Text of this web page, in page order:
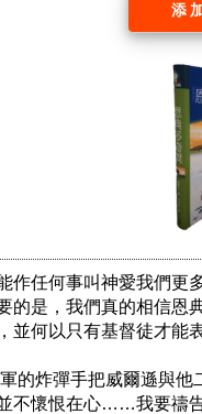
添
作任何事叫神愛我們
的是，我們真的相信
並何以只有基督徒才能
的炸彈手把威爾遜與
不懷恨在心……我要禱